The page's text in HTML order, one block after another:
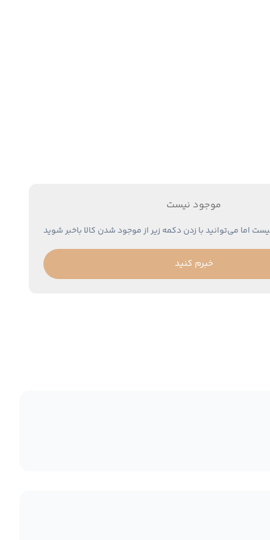
موجود نیست
اما می‌توانید با زدن دکمه زیر از موجود شدن کالا باخبر شوید
خبرم کنید